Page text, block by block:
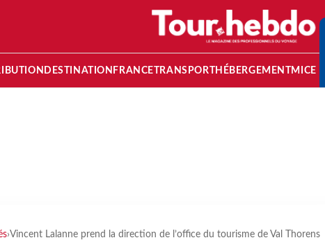
DESTINATION FRANCETRANSPORT HÉBERGEMENTMICE
›Vincent Lalanne prend la direction de l’office du tourisme de Val Thorens